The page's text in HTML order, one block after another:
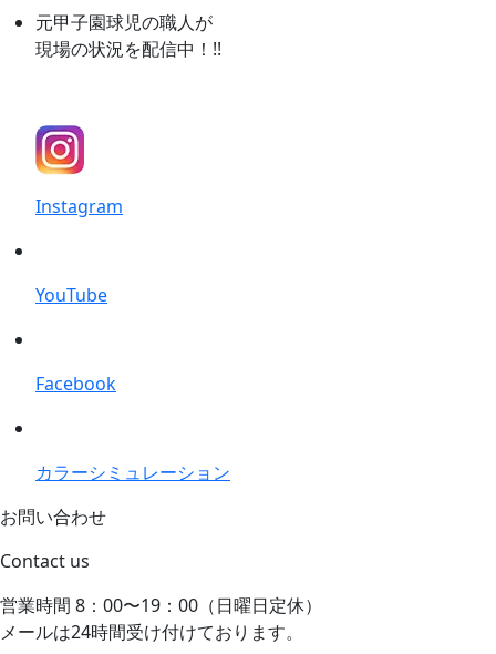
元甲子園球児の職人が
現場の状況を配信中！!!
Instagram
YouTube
Facebook
カラーシミュレーション
お問い合わせ
Contact us
営業時間 8：00〜19：00（日曜日定休）
メールは24時間受け付けております。